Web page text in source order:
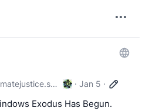
· Jan 5 ·
Exodus Has Begun.